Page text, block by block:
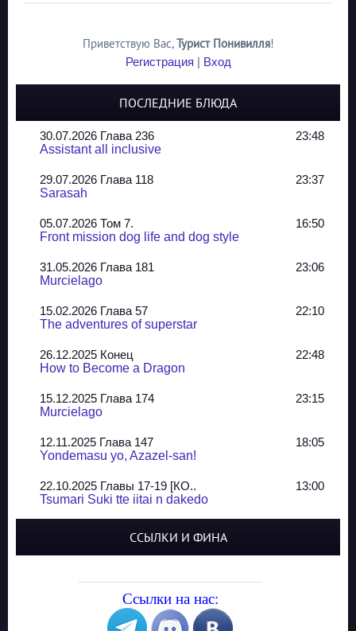
Приветствую Вас,Турист Понивилля!
Регистрация | Вход
ПОСЛЕДНИЕ БЛЮДА
30.07.2026 Глава 236
23:48
Assistant all inclusive
29.07.2026 Глава 118
23:37
Sarasah
05.07.2026 Том 7.
16:50
Front mission dog life and dog style
31.05.2026 Глава 181
23:06
Murcielago
15.02.2026 Глава 57
22:10
The adventures of superstar
26.12.2025 Конец
22:48
How to Become a Dragon
15.12.2025 Глава 174
23:15
Murcielago
12.11.2025 Глава 147
18:05
Yondemasu yo, Azazel-san!
22.10.2025 Главы 17-19 [КО..
13:00
Tsumari Suki tte iitai n dakedo
Yozakura Shijuusou
08.08.2025 Глава 50
ССЫЛКИ И ФИНА
Ссылки на нас: